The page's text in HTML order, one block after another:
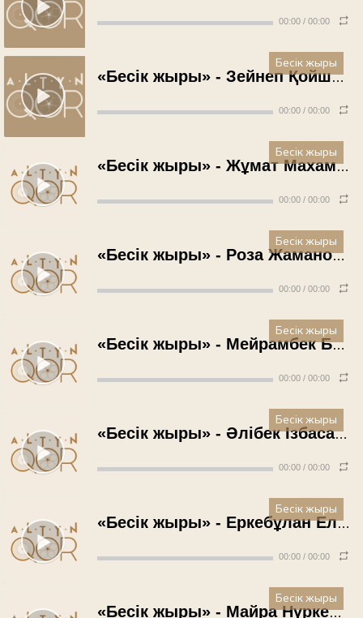
00:00 / 00:00
«Бесік жыры» - Зейнеп Қойшыбаева (1972 жыл)
00:00 / 00:00
Бесік жыры
«Бесік жыры» - Жұмат Махамбетов (1972 жыл)
00:00 / 00:00
Бесік жыры
«Бесік жыры» - Роза Жаманова (1974 жыл)
00:00 / 00:00
Бесік жыры
«Бесік жыры» - Мейрамбек Беспаев (2011 жыл)
00:00 / 00:00
Бесік жыры
«Бесік жыры» - Әлібек Ізбасаров
00:00 / 00:00
Бесік жыры
«Бесік жыры» - Еркебұлан Елеуов (2017 жыл)
00:00 / 00:00
Бесік жыры
«Бесік жыры» - Майра Нүркенова (2016 жыл)
Бесік жыры